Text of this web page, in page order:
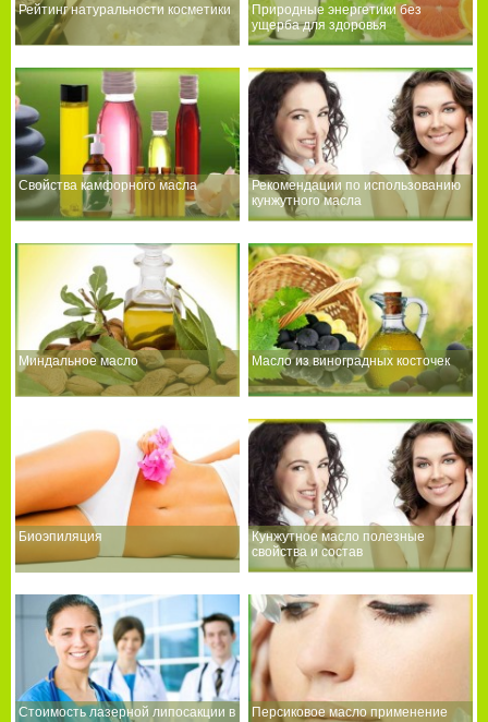
Рейтинг натуральности косметики
Природные энергетики без
ущерба для здоровья
Свойства камфорного масла
Рекомендации по использованию
кунжутного масла
Миндальное масло Масло из виноградных косточек
Биоэпиляция
Кунжутное масло полезные
свойства и состав
Стоимость лазерной липосакции в
Персиковое масло применение